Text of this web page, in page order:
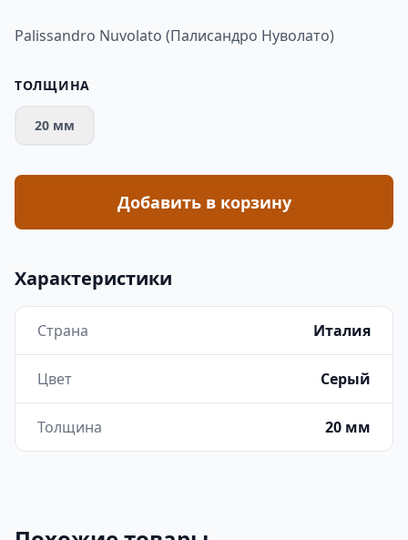
Palissandro Nuvolato (Палисандро Нуволато)
ТОЛЩИНА
20 мм
Добавить в корзину
Характеристики
Страна Италия
Цвет Серый
Толщина 20 мм